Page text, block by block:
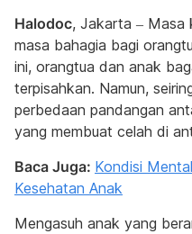
Halodoc, Jakarta – Masa
masa bahagia bagi
ini, orangtua dan anak
terpisahkan. Namun,
perbedaan pandangan
yang membuat celah di
Baca Juga: Kondisi
Kesehatan Anak
Mengasuh anak yang